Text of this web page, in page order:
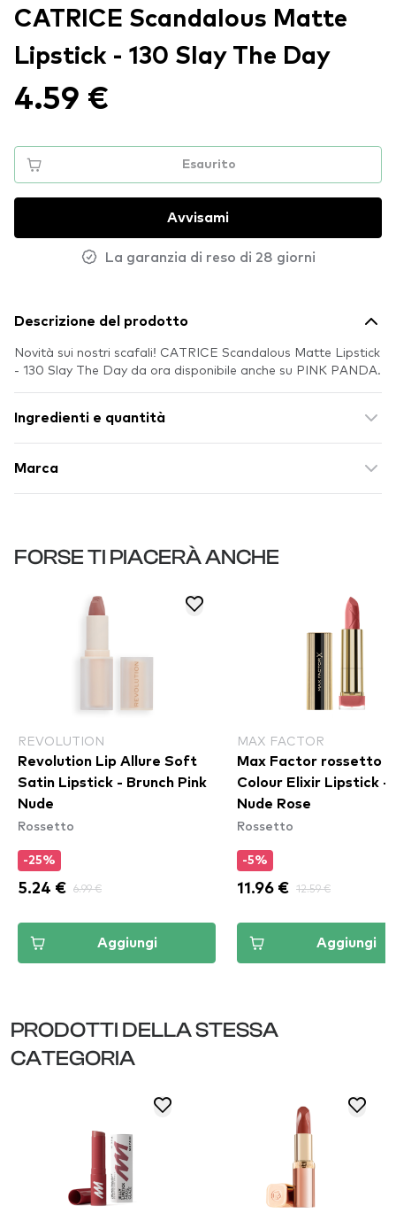
CATRICE Scandalous Matte
Lipstick - 130 Slay The Day
4.59 €
Esaurito
Avvisami
La garanzia di reso di 28 giorni
Descrizione del prodotto
Novità sui nostri scafali! CATRICE Scandalous Matte Lipstick
- 130 Slay The Day da ora disponibile anche su PINK PANDA.
Ingredienti e quantità
Marca
FORSE TI PIACERÀ ANCHE
REVOLUTION
Revolution Lip Allure Soft
Satin Lipstick - Brunch Pink
Nude
Rossetto
-25%
5.24 € 6.99 €
Aggiungi
MAX FACTOR
Max Factor rossetto -
Colour Elixir Lipstick -
Nude Rose
Rossetto
-5%
11.96 € 12.59 €
Aggiungi
PRODOTTI DELLA STESSA
CATEGORIA